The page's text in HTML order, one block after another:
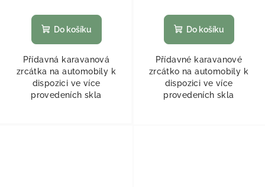
Do košíku
Přídavná karavanová
zrcátka na automobily k
dispozici ve více
provedeních skla
Do košíku
Přídavné karavanové
zrcátko na automobily k
dispozici ve více
provedeních skla